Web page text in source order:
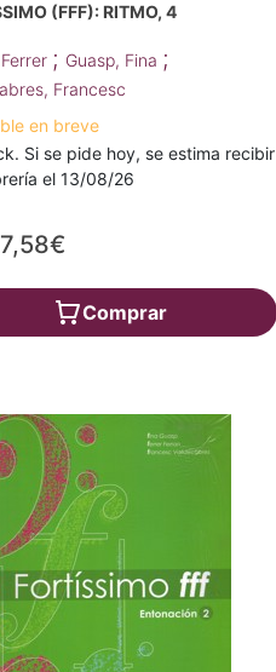
(FFF): RITMO, 4
; Guasp, Fina ;
Francesc
en breve
Si se pide hoy, se estima recibir
el 13/08/26
Comprar